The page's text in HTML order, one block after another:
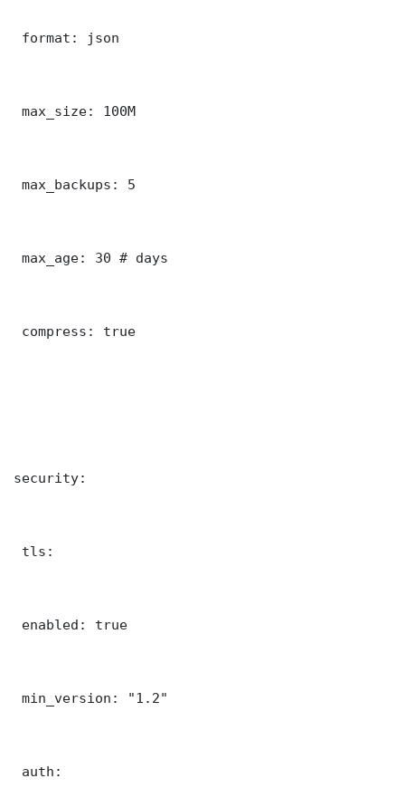
format: json
max_size: 100M
max_backups: 5
max_age: 30 # days
compress: true
security:
tls:
enabled: true
min_version: "1.2"
auth: